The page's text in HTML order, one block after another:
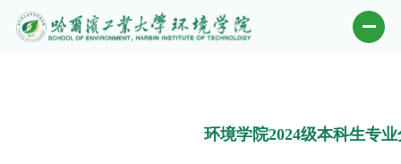
环境学院2024级本科生专